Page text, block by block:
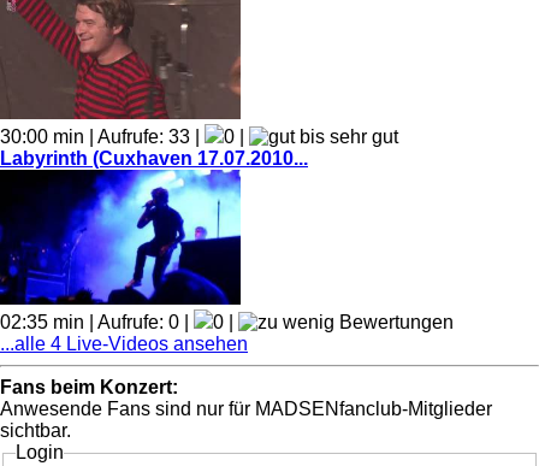
30:00 min | Aufrufe: 33 |
0 |
Labyrinth (Cuxhaven 17.07.2010...
02:35 min | Aufrufe: 0 |
0 |
...alle 4 Live-Videos ansehen
Fans beim Konzert:
Anwesende Fans sind nur für MADSENfanclub-Mitglieder
sichtbar.
Login